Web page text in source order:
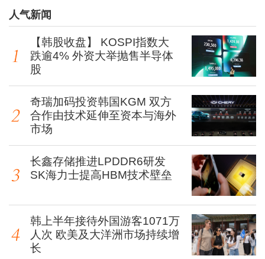
人气新闻
【韩股收盘】 KOSPI指数大
跌逾4% 外资大举抛售半导体
股
奇瑞加码投资韩国KGM 双方
合作由技术延伸至资本与海外
市场
长鑫存储推进LPDDR6研发
SK海力士提高HBM技术壁垒
韩上半年接待外国游客1071万
人次 欧美及大洋洲市场持续增
长